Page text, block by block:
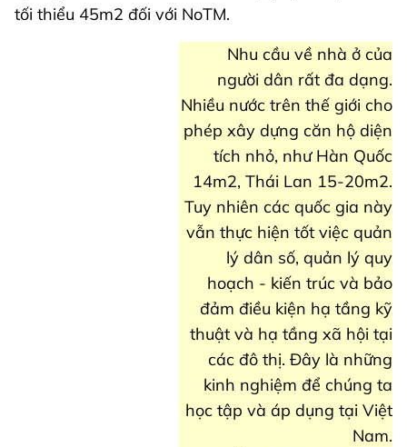
tối thiểu 45m2 đối với NoTM.
Nhu cầu về nhà ở của
người dân rất đa dạng.
Nhiều nước trên thế giới cho
phép xây dựng căn hộ diện
tích nhỏ, như Hàn Quốc
14m2, Thái Lan 15-20m2.
Tuy nhiên các quốc gia này
vẫn thực hiện tốt việc quản
lý dân số, quản lý quy
hoạch - kiến trúc và bảo
đảm điều kiện hạ tầng kỹ
thuật và hạ tầng xã hội tại
các đô thị. Đây là những
kinh nghiệm để chúng ta
học tập và áp dụng tại Việt
Nam.